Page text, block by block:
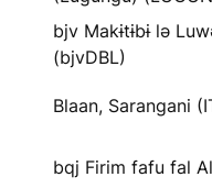
bjv Makɨtɨbɨ lə
(bjvDBL)
Blaan, Sarangani
bqj Firim fafu fal